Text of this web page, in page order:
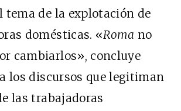
tema de la explotación de
domésticas. «Roma no
cambiarlos», concluye
los discursos que legitiman
las trabajadoras